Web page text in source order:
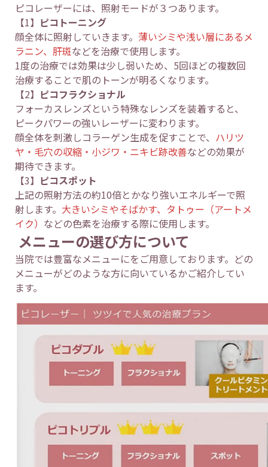
ピコレーザーには、照射モードが３つあります。
【1】 ピコトーニング
顔全体に照射していきます。 薄いシミや浅い層にあるメ
ラニン、肝斑などを治療で使用します。
1度の治療では効果は少し弱いため、5回ほどの複数回
治療することで肌のトーンが明るくなります。
【2】 ピコフラクショナル
フォーカスレンズという特殊なレンズを装着すると、
ピークパワーの強いレーザーに変わります。
顔全体を刺激しコラーゲン生成を促すことで、 ハリツ
ヤ・毛穴の収縮・小ジワ・ニキビ跡改善などの効果が
期待できます。
【3】 ピコスポット
上記の照射方法の約10倍とかなり強いエネルギーで照
射します。 大きいシミやそばかす、タトゥー（アートメ
イク） などの色素を治療する際に使用します。
メニューの選び方について
当院では豊富なメニューにをご用意しております。どの
メニューがどのような方に向いているかご紹介してい
ます。